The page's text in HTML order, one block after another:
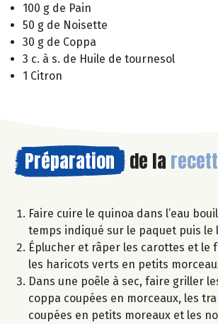
100 g de Pain
50 g de Noisette
30 g de Coppa
3 c. à s. de Huile de tournesol
1 Citron
Préparation de la
Faire cuire le quinoa dans l’eau
temps indiqué sur le paquet puis
Éplucher et râper les carottes et le
les haricots verts en petits
Dans une poêle à sec, faire griller
coppa coupées en morceaux, les
coupées en petits moreaux et les